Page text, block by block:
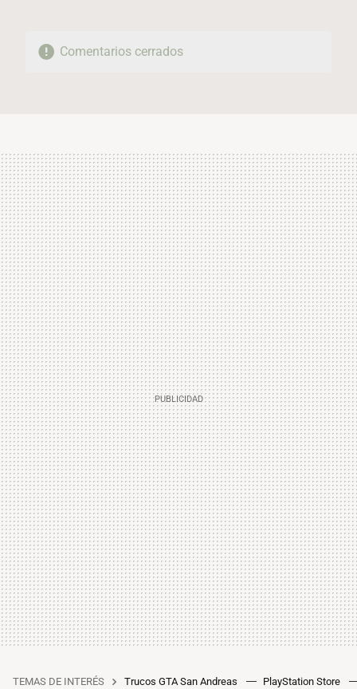
Comentarios cerrados
TEMAS DE INTERÉS Trucos GTA San Andreas PlayStation Store